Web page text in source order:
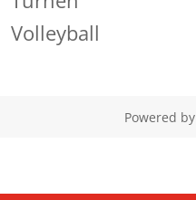
Volleyball
Powered by